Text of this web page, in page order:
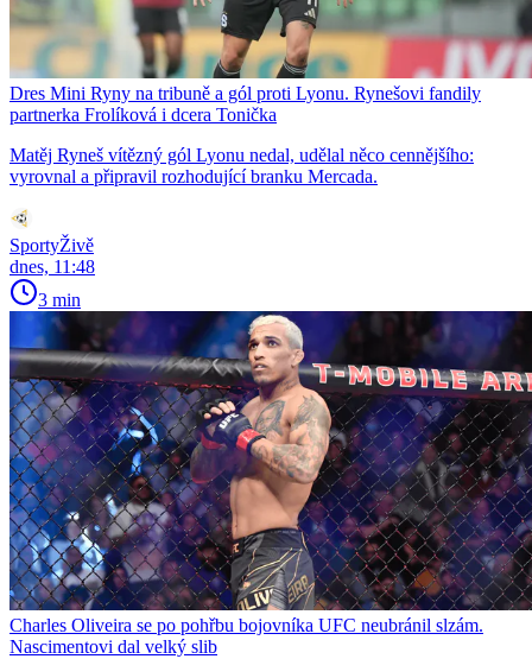
Dres Mini Ryny na tribuně a gól proti Lyonu. Rynešovi fandily
partnerka Frolíková i dcera Tonička
Matěj Ryneš vítězný gól Lyonu nedal, udělal něco cennějšího:
vyrovnal a připravil rozhodující branku Mercada.
SportyŽivě
dnes, 11:48
3 min
Charles Oliveira se po pohřbu bojovníka UFC neubránil slzám.
Nascimentovi dal velký slib